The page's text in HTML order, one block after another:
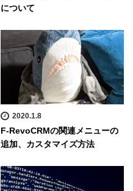
について
2020.1.8
F-RevoCRMの関連メニューの
追加、カスタマイズ方法